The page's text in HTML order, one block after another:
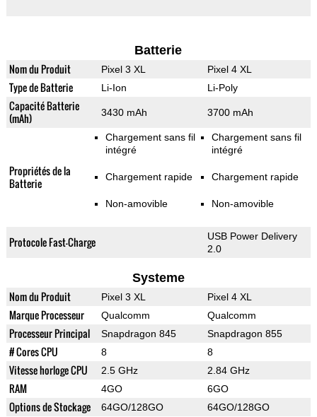
Batterie
Nom du Produit Pixel 3 XL Pixel 4 XL
Type de Batterie Li-Ion Li-Poly
Capacité Batterie
(mAh)
3430 mAh 3700 mAh
Propriétés de la
Batterie
Chargement sans fil
intégré
Chargement rapide
Non-amovible
Chargement sans fil
intégré
Chargement rapide
Non-amovible
Protocole Fast-Charge
USB Power Delivery
2.0
Systeme
Nom du Produit Pixel 3 XL Pixel 4 XL
Marque Processeur Qualcomm Qualcomm
Processeur Principal Snapdragon 845 Snapdragon 855
# Cores CPU 8 8
Vitesse horloge CPU 2.5 GHz 2.84 GHz
RAM 4GO 6GO
Options de Stockage 64GO/128GO 64GO/128GO